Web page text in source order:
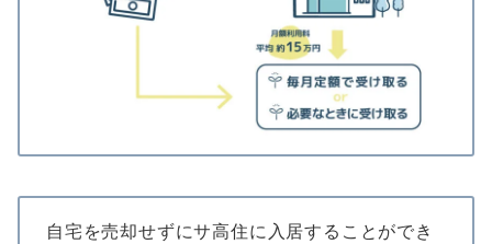
自宅を売却せずにサ高住に入居することができ